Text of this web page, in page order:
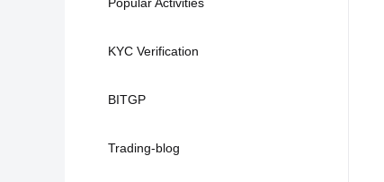
KYC Verification
BITGP
Trading-blog